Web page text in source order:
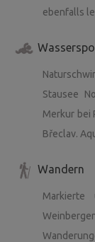
ebenfalls
Stausee
Merkur bei
Břeclav.
Wandern